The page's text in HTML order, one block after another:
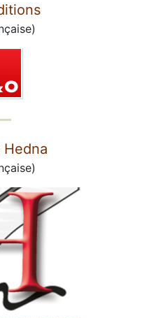
Hedna